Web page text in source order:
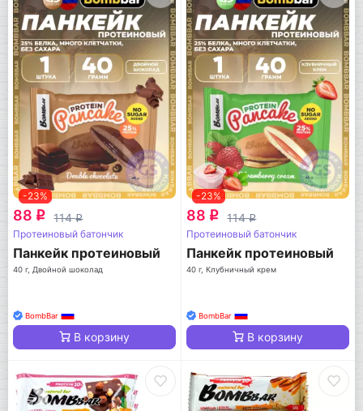
-23%
88 q 114q
Протеиновый батончик
Панкейк протеиновый
40 г, Двойной шоколад
BombBar
В корзину
-23%
88 q 114q
Протеиновый батончик
Панкейк протеиновый
40 г, Клубничный крем
BombBar
В корзину